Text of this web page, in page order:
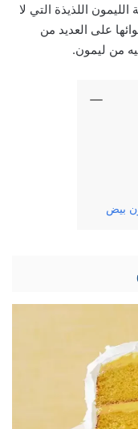
اللذيذة التي لا
على العديد من
من ليمون.
بيض